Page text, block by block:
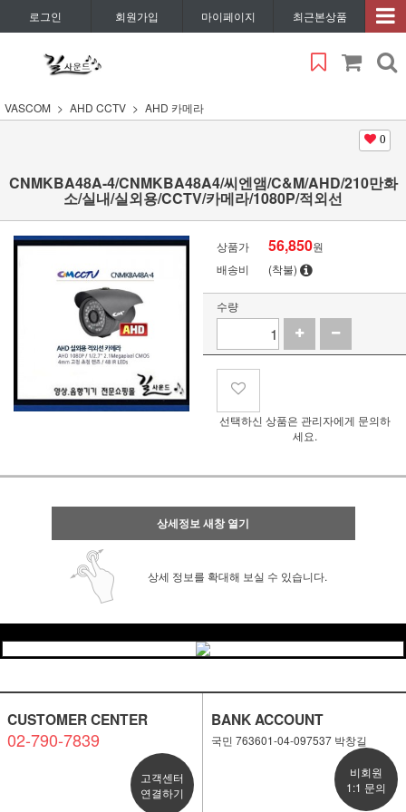
로그인 회원가입 마이페이지 최근본상품
VASCOM AHD CCTV AHD 카메라
0
CNMKBA48A-4/CNMKBA48A4/씨엔앰/C&M/AHD/210만화
소/실내/실외용/CCTV/카메라/1080P/적외선
상품가 56,850원
배송비
(착불)
수량
선택하신 상품은 관리자에게 문의하
세요.
상세정보 새창 열기
상세 정보를 확대해 보실 수 있습니다.
CUSTOMER CENTER
02-790-7839
고객센터
연결하기
BANK ACCOUNT
국민 763601-04-097537 박창길
비회원
1:1 문의